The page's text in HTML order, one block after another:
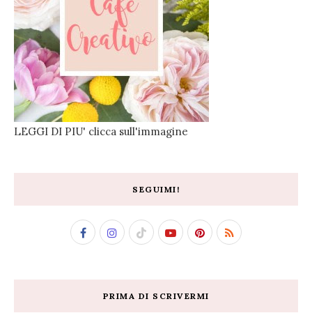
LEGGI DI PIU' clicca sull'immagine
SEGUIMI!
PRIMA DI SCRIVERMI